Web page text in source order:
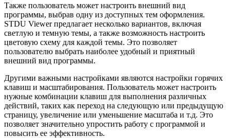
Также пользователь может настроить внешний вид
программы, выбрав одну из доступных тем оформления.
STDU Viewer предлагает несколько вариантов, включая
светлую и темную темы, а также возможность настроить
цветовую схему для каждой темы. Это позволяет
пользователю выбрать наиболее удобный и приятный
внешний вид программы.
Другими важными настройками являются настройки горячих
клавиш и масштабирования. Пользователь может настроить
нужные комбинации клавиш для выполнения различных
действий, таких как переход на следующую или предыдущую
страницу, увеличение или уменьшение масштаба и т.д. Это
позволяет значительно упростить работу с программой и
повысить ее эффективность.